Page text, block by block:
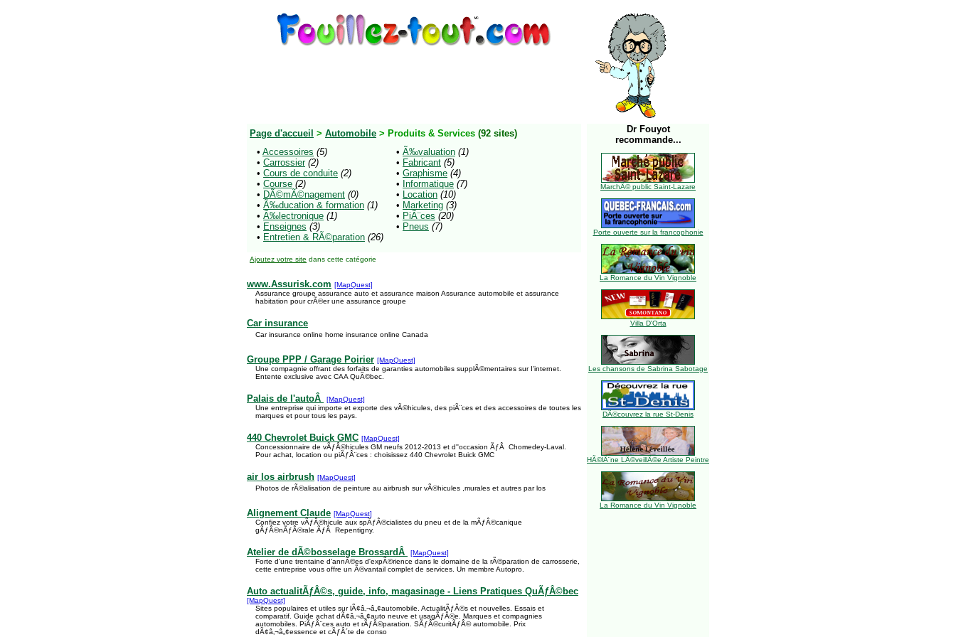
Page d'accueil > Automobile > Produits & Services (92 sites)
• Accessoires (5)
• Carrossier (2)
• Cours de conduite (2)
• Course (2)
• DÃ©mÃ©nagement (0)
• Ã‰ducation & formation (1)
• Ã‰lectronique (1)
• Enseignes (3)
• Entretien & RÃ©paration (26)
• Ã‰valuation (1)
• Fabricant (5)
• Graphisme (4)
• Informatique (7)
• Location (10)
• Marketing (3)
• PiÃ¨ces (20)
• Pneus (7)
Ajoutez votre site dans cette catégorie
www.Assurisk.com [MapQuest]
Assurance groupe assurance auto et assurance maison Assurance automobile et assurance
habitation pour crÃ©er une assurance groupe
Car insurance
Car insurance online home insurance online Canada
Groupe PPP / Garage Poirier [MapQuest]
Une compagnie offrant des forfaits de garanties automobiles supplÃ©mentaires sur I'internet.
Entente exclusive avec CAA QuÃ©bec.
Palais de l'autoÂ
[MapQuest]
Une entreprise qui importe et exporte des vÃ©hicules, des piÃ¨ces et des accessoires de toutes les
marques et pour tous les pays.
440 Chevrolet Buick GMC [MapQuest]
Concessionnaire de vÃƒÂ©hicules GM neufs 2012-2013 et d''occasion ÃƒÂ Chomedey-Laval.
Pour achat, location ou piÃƒÂ¨ces : choisissez 440 Chevrolet Buick GMC
air los airbrush [MapQuest]
Photos de rÃ©alisation de peinture au airbrush sur vÃ©hicules ,murales et autres par los
Alignement Claude [MapQuest]
Confiez votre vÃƒÂ©hicule aux spÃƒÂ©cialistes du pneu et de la mÃƒÂ©canique
gÃƒÂ©nÃƒÂ©rale ÃƒÂ Repentigny.
Atelier de dÃ©bosselage BrossardÂ
[MapQuest]
Forte d'une trentaine d'annÃ©es d'expÃ©rience dans le domaine de la rÃ©paration de carrosserie,
cette entreprise vous offre un Ã©vantail complet de services. Un membre Autopro.
Auto actualitÃƒÂ©s, guide, info, magasinage - Liens Pratiques QuÃƒÂ©bec
[MapQuest]
Sites populaires et utiles sur lÃ¢â‚¬â„¢automobile. ActualitÃƒÂ©s et nouvelles. Essais et
comparatif. Guide achat dÃ¢â‚¬â„¢auto neuve et usagÃƒÂ©e. Marques et compagnies
automobiles. PiÃƒÂ¨ces auto et rÃƒÂ©paration. SÃƒÂ©curitÃƒÂ© automobile. Prix
dÃ¢â‚¬â„¢essence et cÃƒÂ´te de conso
Dr Fouyot
recommande...
MarchÃ© public Saint-Lazare
Porte ouverte sur la francophonie
La Romance du Vin Vignoble
Villa D'Orta
Les chansons de Sabrina Sabotage
DÃ©couvrez la rue St-Denis
HÃ©lÃ¨ne LÃ©veillÃ©e Artiste Peintre
La Romance du Vin Vignoble